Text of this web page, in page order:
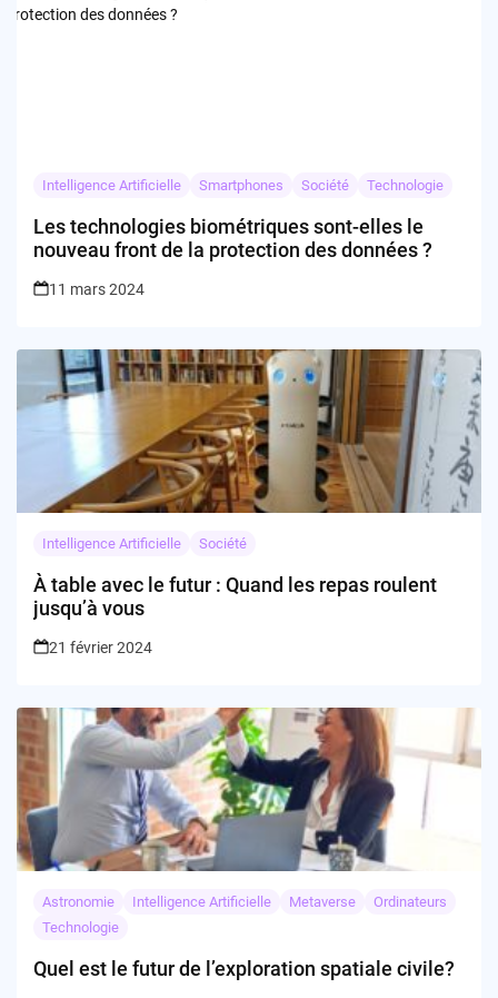
Intelligence Artificielle Smartphones Société Technologie
Les technologies biométriques sont-elles le
nouveau front de la protection des données ?
11 mars 2024
Intelligence Artificielle Société
À table avec le futur : Quand les repas roulent
jusqu’à vous
21 février 2024
Astronomie Intelligence Artificielle Metaverse
Ordinateurs
Technologie
Quel est le futur de l’exploration spatiale civile?